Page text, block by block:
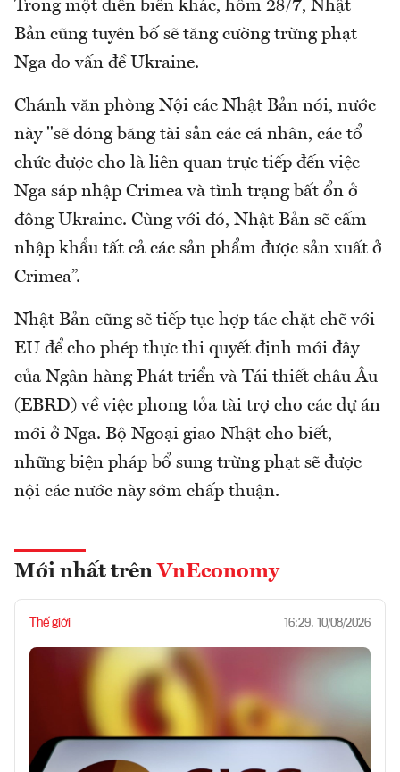
Trong một diễn biến khác, hôm 28/7, Nhật
Bản cũng tuyên bố sẽ tăng cường trừng phạt
Nga do vấn đề Ukraine.
Chánh văn phòng Nội các Nhật Bản nói, nước
này "sẽ đóng băng tài sản các cá nhân, các tổ
chức được cho là liên quan trực tiếp đến việc
Nga sáp nhập Crimea và tình trạng bất ổn ở
đông Ukraine. Cùng với đó, Nhật Bản sẽ cấm
nhập khẩu tất cả các sản phẩm được sản xuất ở
Crimea”.
Nhật Bản cũng sẽ tiếp tục hợp tác chặt chẽ với
EU để cho phép thực thi quyết định mới đây
của Ngân hàng Phát triển và Tái thiết châu Âu
(EBRD) về việc phong tỏa tài trợ cho các dự án
mới ở Nga. Bộ Ngoại giao Nhật cho biết,
những biện pháp bổ sung trừng phạt sẽ được
nội các nước này sớm chấp thuận.
Mới nhất trên VnEconomy
Thế giới 16:29, 10/08/2026